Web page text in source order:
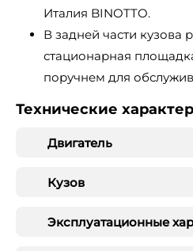
Италия BINOTTO.
В задней части кузова
стационарная
поручнем для
Технические
Двигатель
Кузов
Эксплуатационные